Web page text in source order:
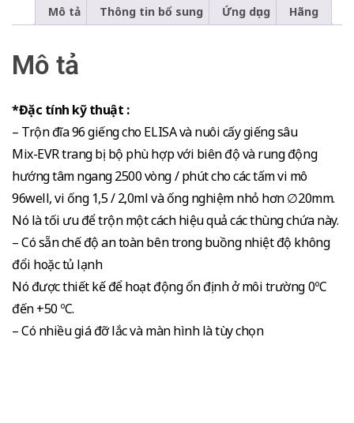
Mô tả Thông tin bổ sung Ứng dụng Hãng
Mô tả
*Đặc tính kỹ thuật :
– Trộn đĩa 96 giếng cho ELISA và nuôi cấy giếng sâu
Mix-EVR trang bị bộ phù hợp với biên độ và rung động
hướng tâm ngang 2500 vòng / phút cho các tấm vi mô
96well, vi ống 1,5 / 2,0ml và ống nghiệm nhỏ hơn ∅20mm.
Nó là tối ưu để trộn một cách hiệu quả các thùng chứa này.
– Có sẵn chế độ an toàn bên trong buồng nhiệt độ không
đổi hoặc tủ lạnh
Nó được thiết kế để hoạt động ổn định ở môi trường 0ºC
đến +50 ºC.
– Có nhiều giá đỡ lắc và màn hình là tùy chọn